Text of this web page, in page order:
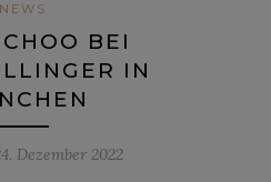
NEWS
BEI
IN
Dezember 2022